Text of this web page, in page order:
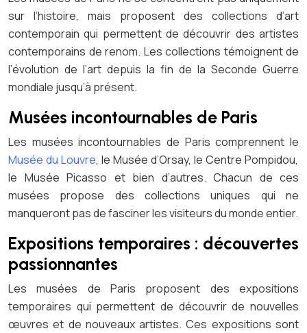
sur l’histoire, mais proposent des collections d’art
contemporain qui permettent de découvrir des artistes
contemporains de renom. Les collections témoignent de
l’évolution de l’art depuis la fin de la Seconde Guerre
mondiale jusqu’à présent.
Musées incontournables de Paris
Les musées incontournables de Paris comprennent le
Musée du Louvre, le Musée d’Orsay, le Centre Pompidou,
le Musée Picasso et bien d’autres. Chacun de ces
musées propose des collections uniques qui ne
manqueront pas de fasciner les visiteurs du monde entier.
Expositions temporaires : découvertes
passionnantes
Les musées de Paris proposent des expositions
temporaires qui permettent de découvrir de nouvelles
œuvres et de nouveaux artistes. Ces expositions sont